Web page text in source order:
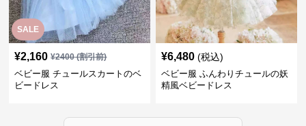
SALE
¥2,160 ¥2400(割引前)
ベビー服 チュールスカートのベ
ビードレス
¥6,480 (税込)
ベビー服 ふんわりチュールの妖
精風ベビードレス